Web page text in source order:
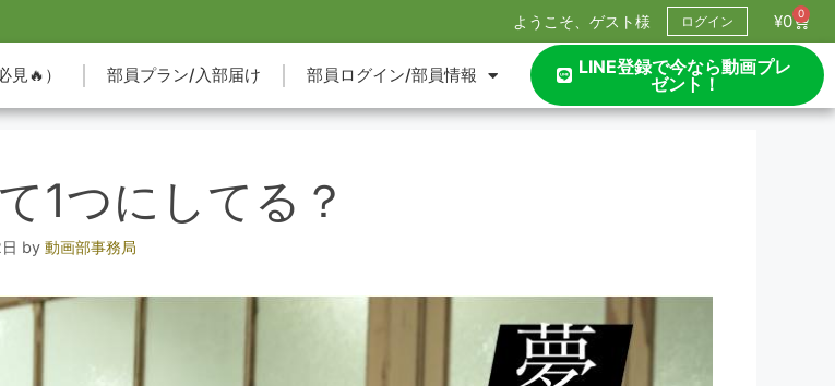
ようこそ、ゲスト様 ログイン ¥0 0
見🔥） 部員プラン/入部届け 部員ログイン/部員情報
LINE登録で今なら動画プレ
ゼント！
1つにしてる？
by 動画部事務局